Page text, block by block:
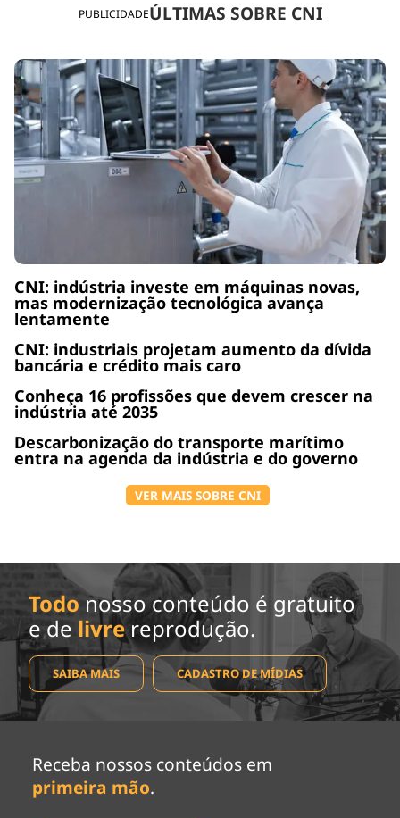
PUBLICIDADEÚLTIMAS SOBRE CNI
CNI: indústria investe em máquinas novas,
mas modernização tecnológica avança
lentamente
CNI: industriais projetam aumento da dívida
bancária e crédito mais caro
Conheça 16 profissões que devem crescer na
indústria até 2035
Descarbonização do transporte marítimo
entra na agenda da indústria e do governo
VER MAIS SOBRE CNI
Todo nosso conteúdo é gratuito
e de livrereprodução.
SAIBA MAIS CADASTRO DE MÍDIAS
Receba nossos conteúdos em
primeira mão.